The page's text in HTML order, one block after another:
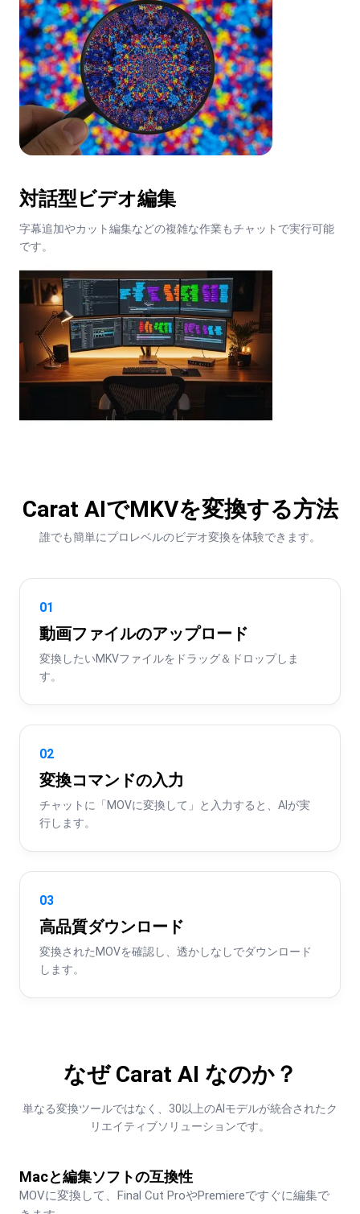
対話型ビデオ編集
字幕追加やカット編集などの複雑な作業もチャットで実行可能
です。
Carat AIでMKVを変換する方法
誰でも簡単にプロレベルのビデオ変換を体験できます。
01
動画ファイルのアップロード
変換したいMKVファイルをドラッグ＆ドロップしま
す。
02
変換コマンドの入力
チャットに「MOVに変換して」と入力すると、AIが実
行します。
03
高品質ダウンロード
変換されたMOVを確認し、透かしなしでダウンロード
します。
なぜ Carat AI なのか？
単なる変換ツールではなく、30以上のAIモデルが統合されたク
リエイティブソリューションです。
Macと編集ソフトの互換性
MOVに変換して、Final Cut ProやPremiereですぐに編集で